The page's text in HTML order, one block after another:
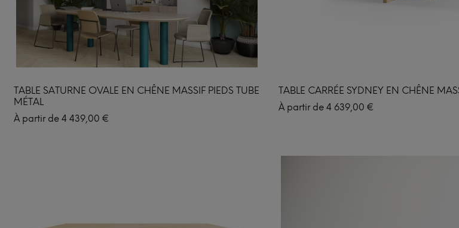
TABLE SATURNE OVALE EN CHÊNE MASSIF PIEDS TUBE
MÉTAL
À partir de 4 439,00 €
TABLE CARRÉE SYDNEY EN CHÊNE
À partir de 4 639,00 €